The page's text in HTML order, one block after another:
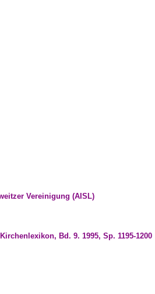
Vereinigung (AISL)
Bd. 9. 1995, Sp. 1195-1200